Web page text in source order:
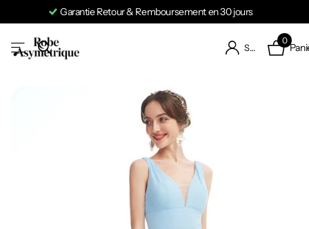
Garantie Retour & Remboursement en 30 jours
S'identifier
0